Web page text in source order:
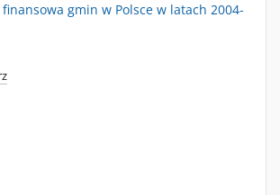
gmin w Polsce w latach 2004-